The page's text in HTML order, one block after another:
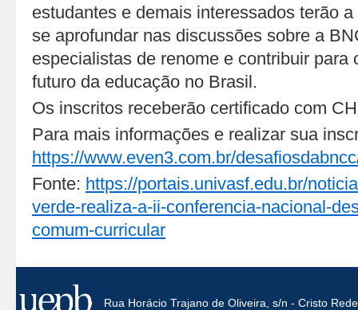
estudantes e demais interessados terão
se aprofundar nas discussões sobre a
especialistas de renome e contribuir para
futuro da educação no Brasil.
Os inscritos receberão certificado com
Para mais informações e realizar sua
https://www.even3.com.br/
Fonte: https://portais.univasf.edu.br/
verde-realiza-a-ii-conferencia-nacional-
comum-curricular
Rua Horácio Trajano de Oliveira, s/n - Cristo